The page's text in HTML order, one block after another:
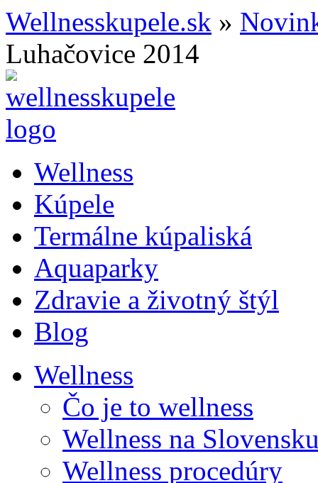
Wellnesskupele.sk »
Luhačovice 2014
Wellness
Kúpele
Termálne kúpaliská
Aquaparky
Zdravie a životný štýl
Blog
Wellness
Čo je to wellness
Wellness na
Wellness procedúry